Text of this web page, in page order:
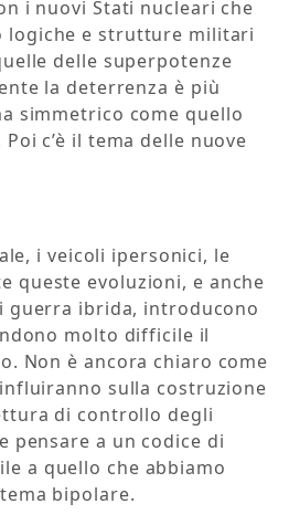
i nuovi Stati nucleari che
logiche e strutture militari
delle superpotenze
la deterrenza è più
simmetrico come quello
c’è il tema delle nuove
i veicoli ipersonici, le
queste evoluzioni, e anche
guerra ibrida, introducono
molto difficile il
Non è ancora chiaro come
sulla costruzione
di controllo degli
pensare a un codice di
a quello che abbiamo
bipolare.